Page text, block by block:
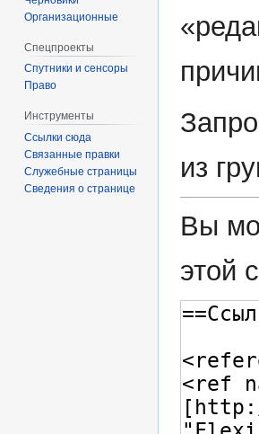
из
Вы
этой
Организационные
Спецпроекты
Спутники и сенсоры
Право
Инструменты
Ссылки сюда
Связанные правки
Служебные страницы
Сведения о странице